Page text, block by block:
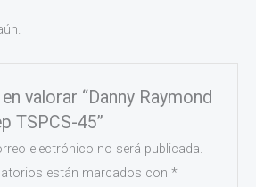
valorar “Danny Raymond
TSPCS-45”
electrónico no será publicada.
están marcados con*